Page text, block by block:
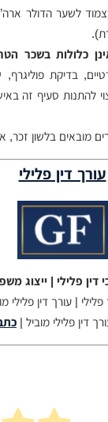
לשער הדולר
כלולות בשכר
בדיקת פוליגרף,
להתנות סעיף זה
מובאים בלשון זכר,
עורך דין פלילי
פלילי | ייצוג
| עורך דין פלילי
דין פלילי מוביל |